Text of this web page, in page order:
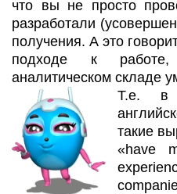
что вы не просто
разработали
получения. А это
подходе к
аналитическом складе
Т.е. в
такие
«have